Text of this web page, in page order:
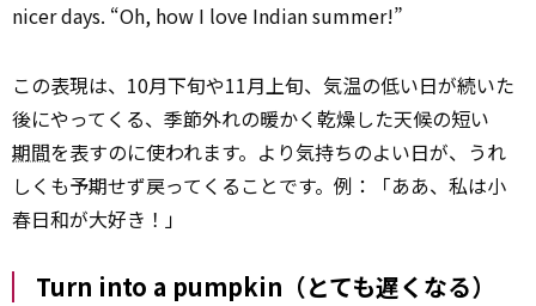
nicer days. “Oh, how I love Indian summer!”
この表現は、10月下旬や11月上旬、気温の低い日が続いた
後にやってくる、季節外れの暖かく乾燥した天候の短い
期間を表すのに使われます。より気持ちのよい日が、うれ
しくも予期せず戻ってくることです。例：「ああ、私は小
春日和が大好き！」
Turn into a pumpkin（とても遅くなる）